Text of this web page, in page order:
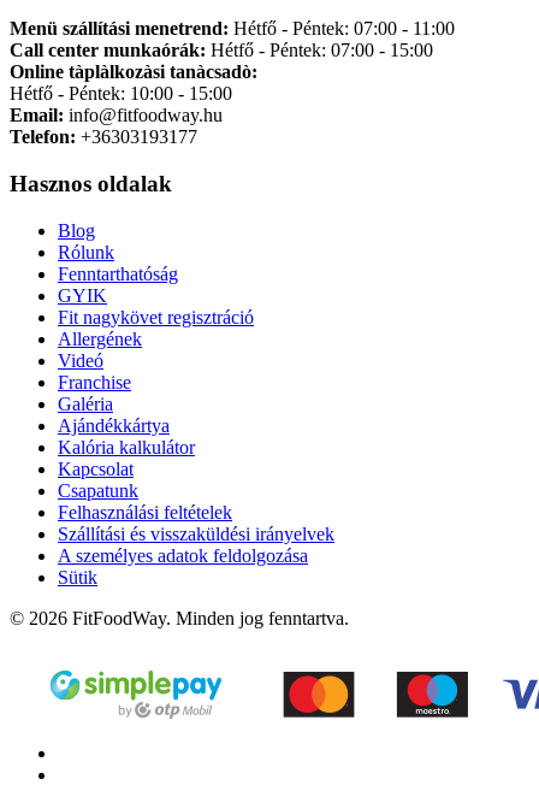
Menü szállítási menetrend: Hétfő - Péntek: 07:00 - 11:00
Call center munkaórák: Hétfő - Péntek: 07:00 - 15:00
Online tàplàlkozàsi tanàcsadò:
Hétfő - Péntek: 10:00 - 15:00
Email: info@fitfoodway.hu
Telefon: +36303193177
Hasznos oldalak
Blog
Rólunk
Fenntarthatóság
GYIK
Fit nagykövet regisztráció
Allergének
Videó
Franchise
Galéria
Ajándékkártya
Kalória kalkulátor
Kapcsolat
Csapatunk
Felhasználási feltételek
Szállítási és visszaküldési irányelvek
A személyes adatok feldolgozása
Sütik
© 2026 FitFoodWay. Minden jog fenntartva.